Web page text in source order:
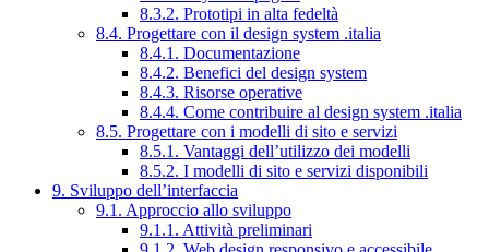
8.3.2. Prototipi in alta fedeltà
8.4. Progettare con il design system .italia
8.4.1. Documentazione
8.4.2. Benefici del design system
8.4.3. Risorse operative
8.4.4. Come contribuire al design system .italia
8.5. Progettare con i modelli di sito e servizi
8.5.1. Vantaggi dell’utilizzo dei modelli
8.5.2. I modelli di sito e servizi disponibili
9. Sviluppo dell’interfaccia
9.1. Approccio allo sviluppo
9.1.1. Attività preliminari